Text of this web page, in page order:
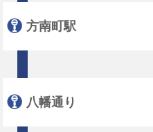
方南町駅
八幡通り